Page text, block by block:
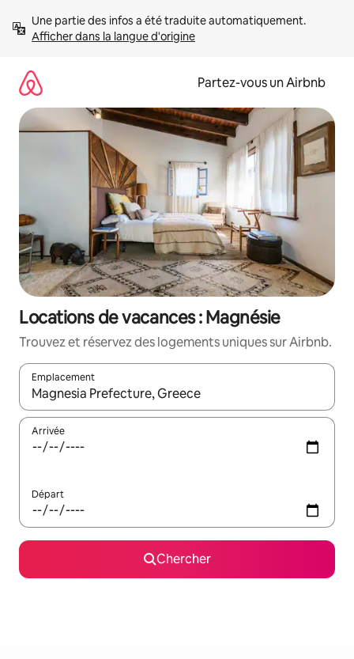
directement
Afficher dans la langue d'origine
Partez-vous un Airbnb
Locations de vacances : Magnésie
Trouvez et réservez des logements uniques sur Airbnb.
Emplacement
Quand les résultats sont affichés, parcourez-les en utilisant
Arrivée
Départ
Chercher